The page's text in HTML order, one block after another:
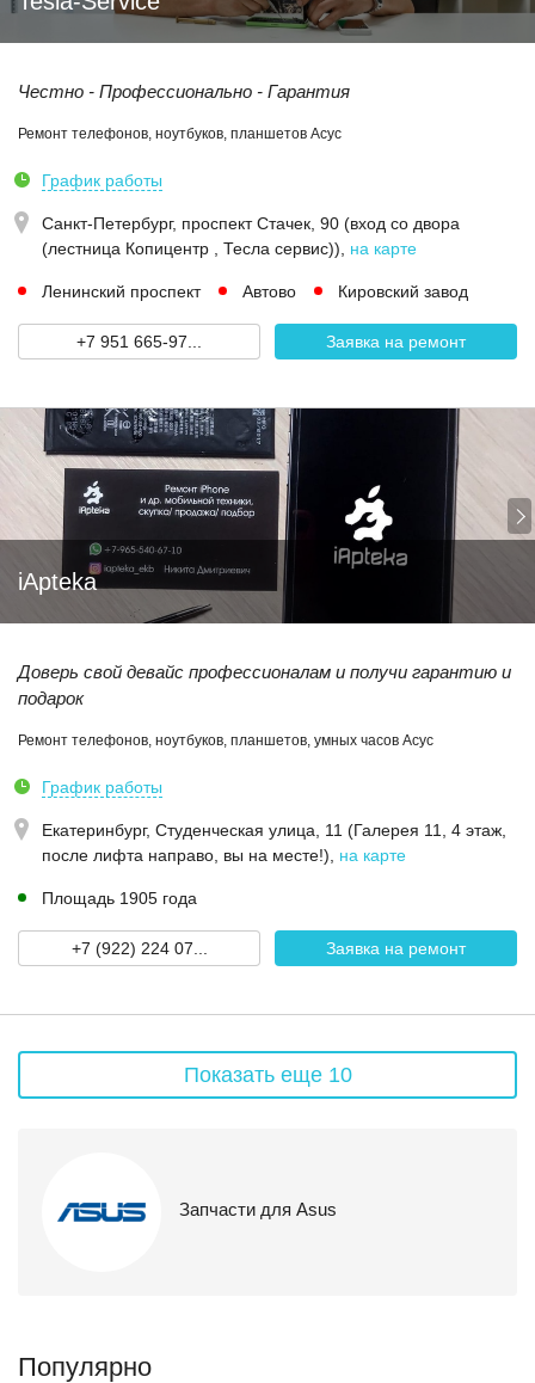
Честно - Профессионально - Гарантия
Ремонт телефонов, ноутбуков, планшетов Асус
График работы
Санкт-Петербург, проспект Стачек, 90 (вход со двора
(лестница Копицентр , Тесла сервис))
на карте
Ленинский проспект Автово Кировский завод
+7 951 665-97... Заявка на ремонт
iApteka
Доверь свой девайс профессионалам и получи гарантию и
подарок
Ремонт телефонов, ноутбуков, планшетов, умных часов Асус
График работы
Екатеринбург, Студенческая улица, 11 (Галерея 11, 4 этаж,
после лифта направо, вы на месте!)
на карте
Площадь 1905 года
+7 (922) 224 07... Заявка на ремонт
Показать еще 10
Запчасти для Asus
Популярно